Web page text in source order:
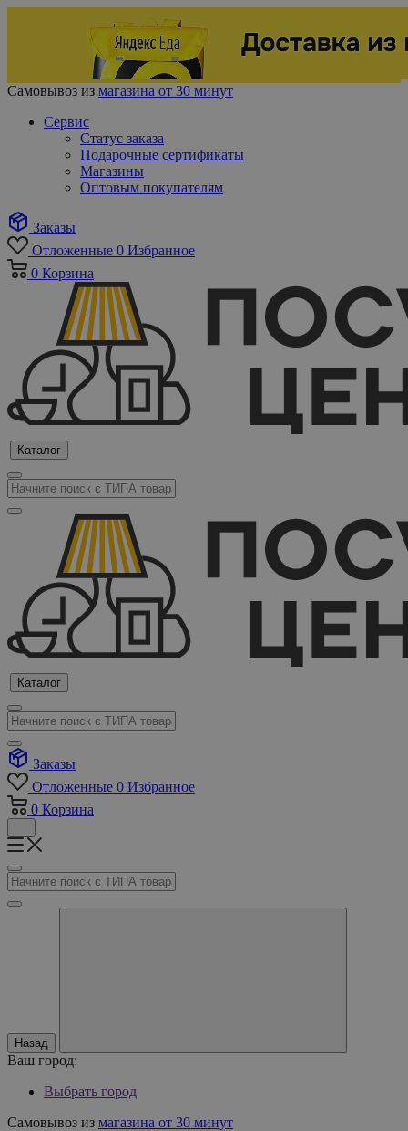
Самовывоз из магазина от 30 минут
Сервис
Статус заказа
Подарочные сертификаты
Магазины
Оптовым покупателям
Заказы
Отложенные 0 Избранное
0 Корзина
Каталог
Каталог
Заказы
Отложенные 0 Избранное
0 Корзина
Назад
Ваш город:
Выбрать город
Самовывоз из магазина от 30 минут